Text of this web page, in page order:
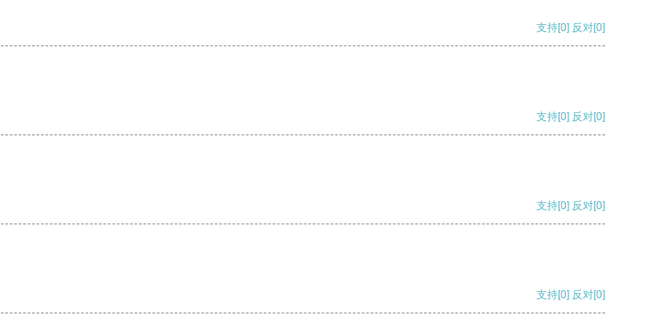
支持[0] 反对[0]
支持[0] 反对[0]
支持[0] 反对[0]
支持[0] 反对[0]